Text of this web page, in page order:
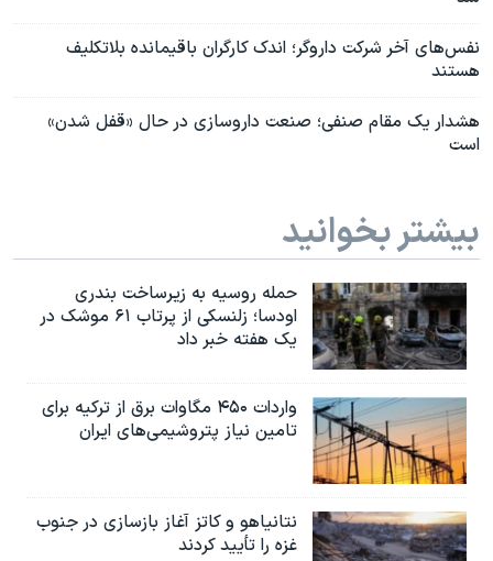
نفس‌های آخر شرکت داروگر؛ اندک‌ کارگران باقیمانده بلاتکلیف
هستند
هشدار یک مقام صنفی؛ صنعت داروسازی در حال «قفل شدن»
است
بیشتر بخوانید
حمله روسیه به زیرساخت بندری
اودسا؛ زلنسکی از پرتاب ۶۱ موشک در
یک هفته خبر داد
واردات ۴۵۰ مگاوات برق از ترکیه برای
تامین نیاز پتروشیمی‌های ایران
نتانیاهو و کاتز آغاز بازسازی در جنوب
غزه را تأیید کردند